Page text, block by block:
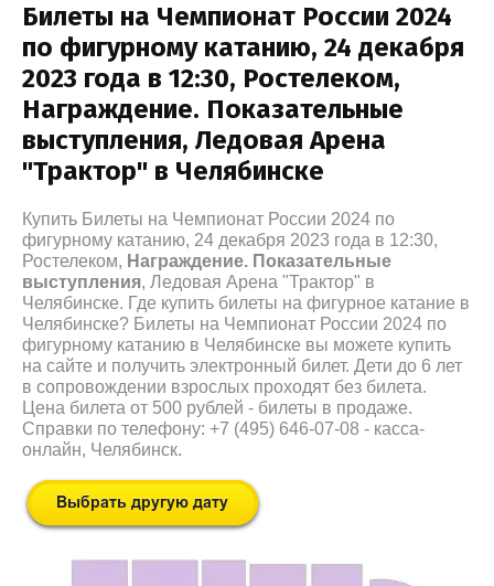
Билеты на Чемпионат России 2024
по фигурному катанию, 24 декабря
2023 года в 12:30, Ростелеком,
Награждение. Показательные
выступления, Ледовая Арена
"Трактор" в Челябинске
Купить Билеты на Чемпионат России 2024 по
фигурному катанию, 24 декабря 2023 года в 12:30,
Ростелеком, Награждение. Показательные
выступления, Ледовая Арена "Трактор" в
Челябинске. Где купить билеты на фигурное катание в
Челябинске? Билеты на Чемпионат России 2024 по
фигурному катанию в Челябинске вы можете купить
на сайте и получить электронный билет. Дети до 6 лет
в сопровождении взрослых проходят без билета.
Цена билета от 500 рублей - билеты в продаже.
Справки по телефону: +7 (495) 646-07-08 - касса-
онлайн, Челябинск.